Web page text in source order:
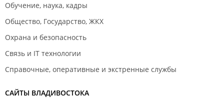
Обучение, наука, кадры
Общество, Государство, ЖКХ
Охрана и безопасность
Связь и IT технологии
Справочные, оперативные и экстренные службы
САЙТЫ ВЛАДИВОСТОКА